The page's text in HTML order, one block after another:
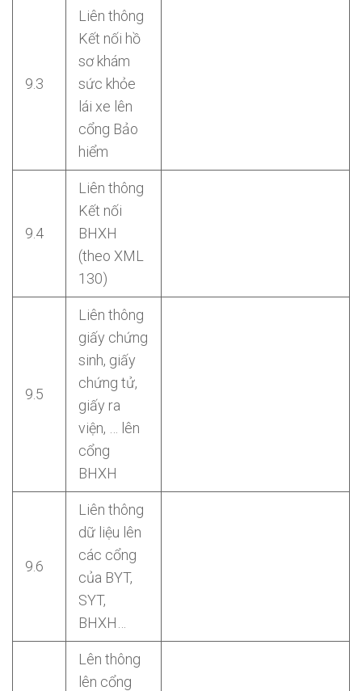
9.3
Liên thông
Kết nối hồ
sơ khám
sức khỏe
lái xe lên
cổng Bảo
hiểm
9.4
Liên thông
Kết nối
BHXH
(theo XML
130)
9.5
Liên thông
giấy chứng
sinh, giấy
chứng tử,
giấy ra
viện, … lên
cổng
BHXH
9.6
Liên thông
dữ liệu lên
các cổng
của BYT,
SYT,
BHXH…
Lên thông
lên cổng